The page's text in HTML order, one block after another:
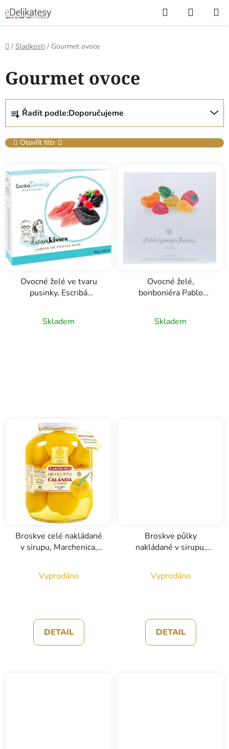
na
obsah
Hledat
KOŠÍK
Domů
/ Sladkosti / Gourmet ovoce
Gourmet ovoce
Ř
a
z
e
í
p
r
o
d
u
k
t
Řadit podle:Doporučujeme
Otevřít filtr
ý
p
i
s
p
r
o
d
Ovocné želé ve tvaru
pusinky, Escribá
Skladem
Ovocné želé,
bonboniéra Pablo
Skladem
Broskve celé nakládané
v sirupu, Marchenica,
Vyprodáno
DETAIL
Broskve půlky
nakládané v sirupu,
Vyprodáno
DETAIL